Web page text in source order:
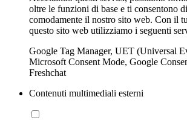
oltre le funzioni di base e ti consentono
comodamente il nostro sito web. Con il
questo sito web utilizziamo i seguenti
Google Tag Manager, UET (Universal
Microsoft Consent Mode, Google
Freshchat
Contenuti multimediali esterni